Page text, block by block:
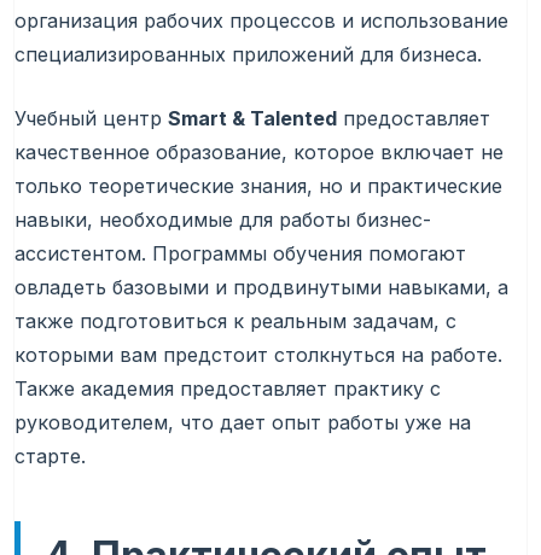
организация рабочих процессов и использование
специализированных приложений для бизнеса.
Учебный центр Smart & Talented предоставляет
качественное образование, которое включает не
только теоретические знания, но и практические
навыки, необходимые для работы бизнес-
ассистентом. Программы обучения помогают
овладеть базовыми и продвинутыми навыками, а
также подготовиться к реальным задачам, с
которыми вам предстоит столкнуться на работе.
Также академия предоставляет практику с
руководителем, что дает опыт работы уже на
старте.